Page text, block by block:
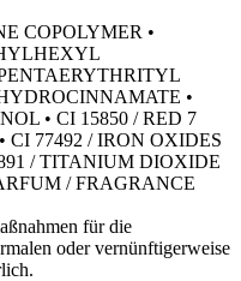
COPOLYMER •
•
• CI 15850 / RED 7
CI 77492 / IRON OXIDES
/ TITANIUM DIOXIDE
/ FRAGRANCE
für die
oder vernünftigerweise